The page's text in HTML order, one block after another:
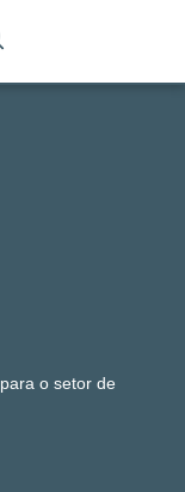
o setor de